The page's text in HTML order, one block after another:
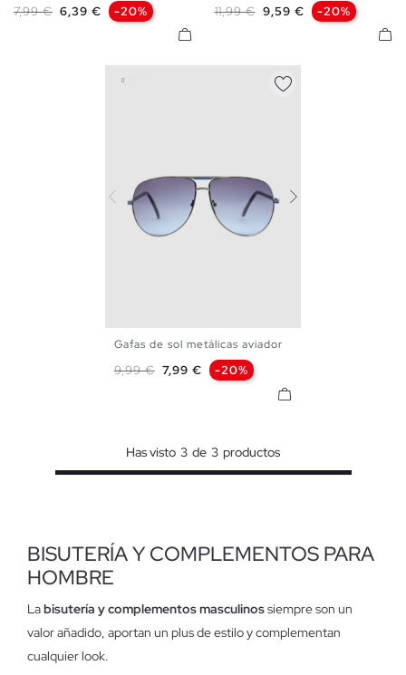
Precio base
7,99 € Precio
6,39 € -20% Precio base
11,99 € Precio
9,59 € -20%
Gafas de sol metálicas aviador
Precio base
9,99 € Precio
7,99 € -20%
Has visto 3 de 3 productos
BISUTERÍA Y COMPLEMENTOS PARA
HOMBRE
Labisutería y complementos masculinossiempre son un
valor añadido, aportan un plus de estilo y complementan
cualquier look.